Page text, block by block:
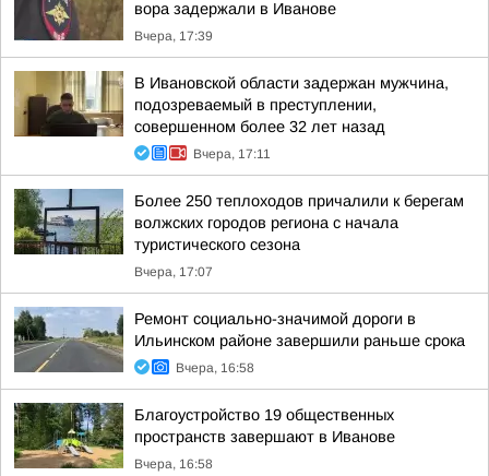
вора задержали в Иванове
Вчера, 17:39
В Ивановской области задержан мужчина,
подозреваемый в преступлении,
совершенном более 32 лет назад
Вчера, 17:11
Более 250 теплоходов причалили к берегам
волжских городов региона с начала
туристического сезона
Вчера, 17:07
Ремонт социально-значимой дороги в
Ильинском районе завершили раньше срока
Вчера, 16:58
Благоустройство 19 общественных
пространств завершают в Иванове
Вчера, 16:58